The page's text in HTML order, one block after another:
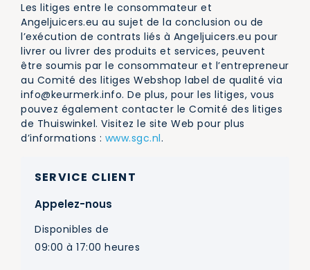
Les litiges entre le consommateur et
Angeljuicers.eu au sujet de la conclusion ou de
l’exécution de contrats liés à Angeljuicers.eu pour
livrer ou livrer des produits et services, peuvent
être soumis par le consommateur et l’entrepreneur
au Comité des litiges Webshop label de qualité via
info@keurmerk.info. De plus, pour les litiges, vous
pouvez également contacter le Comité des litiges
de Thuiswinkel. Visitez le site Web pour plus
d’informations : www.sgc.nl.
SERVICE CLIENT
Appelez-nous
Disponibles de
09:00 à 17:00 heures